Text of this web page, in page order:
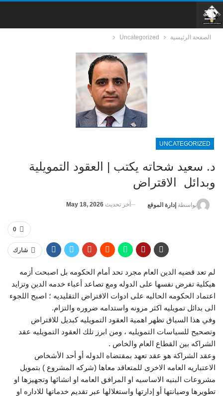
الصفحة الرئيسية Uncategorized
UNCATEGORIZED
د. سعيد شحاته يكتب | العقود التمويلية
وبدائل الاقتراض
بواسطة إدارة الموقع آخر تحديث May 18, 2026
0
شارك
لم تعد قضيه الدين العام مجرد تحد أمام الحكومه بل اصبحت أزمه
هيكلية تفرض نفسها على الدوله ومع تصاعد أعباء خدمه الدين وتزايد
اعتماد الحكومه الحاليه على ادوات الاقتراض التقليديه ؛ اصبح اللجوء
الى بدائل تمويليه اكثر مرونه واستدامه ضروره والتزام.
وفي هذا السياق تظهر اهمية العقود التمويليه كبديل للاقتراض
وتصحيح للسياسات التمويليه ، ومن ابرز تلك العقود التمويليه عقد
الشراكه بين القطاع العام والخاص .
وعقد الشراكة هو عقد تعهد بمقتضاه الدوله أو أحد الأشخاص
الاعتباريه العامه الاخرى للمتعاقد معاها (شركه المشروع ) بتمويل
مشروعات البنيه الاساسيه او المرافق العامه او انشائها وتجهيزها او
تطويرها وصيانتها أو إدارتها واستغلالها عبر تقديم خدماتها للاداره او